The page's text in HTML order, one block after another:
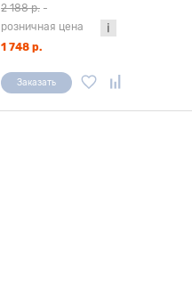
2 188 р. -
розничная цена
1 748 р.
Заказать